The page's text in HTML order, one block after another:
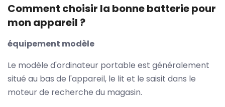
Comment choisir la bonne batterie pour
mon appareil ?
équipement modèle
Le modèle d'ordinateur portable est généralement
situé au bas de l'appareil, le lit et le saisit dans le
moteur de recherche du magasin.